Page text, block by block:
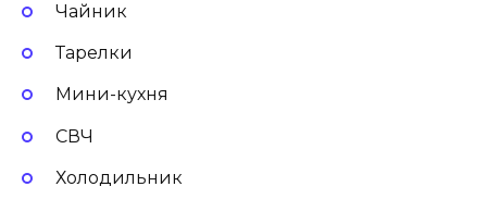
Чайник
Тарелки
Мини-кухня
СВЧ
Холодильник